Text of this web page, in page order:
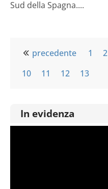
Sud della Spagna....
precedente 1 2
10
11 12 13
In evidenza